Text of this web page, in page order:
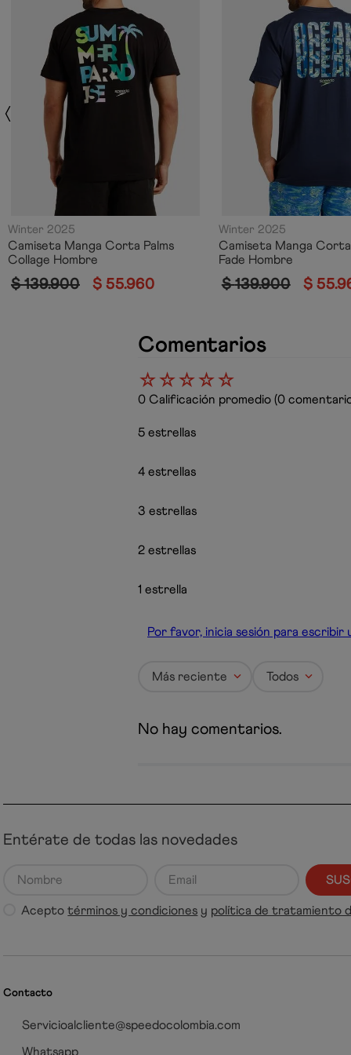
Winter 2025
Camiseta Manga Corta Palms
Collage Hombre
$ 139.900 $ 55.960
Winter 2025
Camiseta Manga
Fade Hombre
$ 139.900 $ 55.
Comentarios
☆☆☆☆☆
0 Calificación promedio (0
5 estrellas
4 estrellas
3 estrellas
2 estrellas
1 estrella
Por favor, inicia sesión para escribir
Más reciente Todos
No hay comentarios.
Entérate de todas las novedades
Aceptotérminos y condiciones y política de tratamiento
Contacto
Servicioalcliente@speedocolombia.com
Whatsapp